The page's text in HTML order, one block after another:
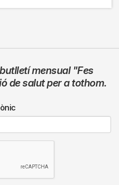
mensual "Fes
de salut per a tothom.